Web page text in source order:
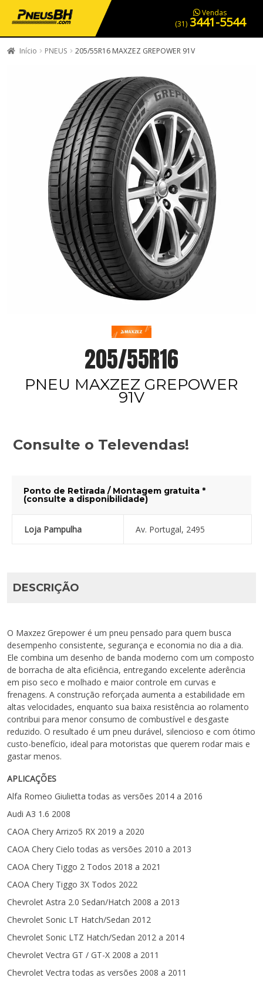
PNEUS EM OFERTA SERVIÇOS AUTOMOTIVOS NOSSA LOJA
Vendas
(31) 3441-5544
Início PNEUS 205/55R16 MAXZEZ GREPOWER 91V
205/55R16
PNEU MAXZEZ GREPOWER
91V
Consulte o Televendas!
Ponto de Retirada / Montagem gratuita *
(consulte a disponibilidade)
Loja Pampulha Av. Portugal, 2495
DESCRIÇÃO
O Maxzez Grepower é um pneu pensado para quem busca
desempenho consistente, segurança e economia no dia a dia.
Ele combina um desenho de banda moderno com um composto
de borracha de alta eficiência, entregando excelente aderência
em piso seco e molhado e maior controle em curvas e
frenagens. A construção reforçada aumenta a estabilidade em
altas velocidades, enquanto sua baixa resistência ao rolamento
contribui para menor consumo de combustível e desgaste
reduzido. O resultado é um pneu durável, silencioso e com ótimo
custo-benefício, ideal para motoristas que querem rodar mais e
gastar menos.
APLICAÇÕES
Alfa Romeo Giulietta todas as versões 2014 a 2016
Audi A3 1.6 2008
CAOA Chery Arrizo5 RX 2019 a 2020
CAOA Chery Cielo todas as versões 2010 a 2013
CAOA Chery Tiggo 2 Todos 2018 a 2021
CAOA Chery Tiggo 3X Todos 2022
Chevrolet Astra 2.0 Sedan/Hatch 2008 a 2013
Chevrolet Sonic LT Hatch/Sedan 2012
Chevrolet Sonic LTZ Hatch/Sedan 2012 a 2014
Chevrolet Vectra GT / GT-X 2008 a 2011
Chevrolet Vectra todas as versões 2008 a 2011